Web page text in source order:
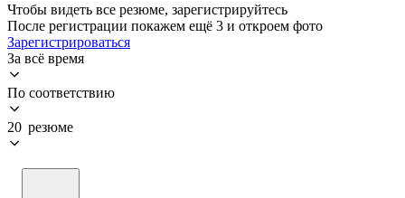
Чтобы видеть все резюме, зарегистрируйтесь
После регистрации покажем ещё 3 и откроем фото
Зарегистрироваться
За всё время
По соответствию
20 резюме